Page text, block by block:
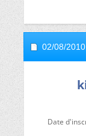
02/08/2010,
Date